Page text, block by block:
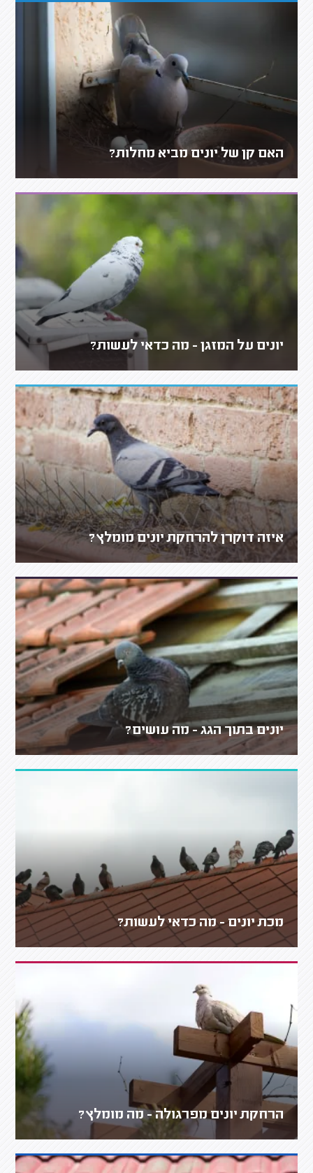
האם קן של יונים מביא מחלות?
יונים על המזגן - מה כדאי לעשות?
איזה דוקרן להרחקת יונים מומלץ?
יונים בתוך הגג - מה עושים?
מכת יונים - מה כדאי לעשות?
הרחקת יונים מפרגולה - מה מומלץ?